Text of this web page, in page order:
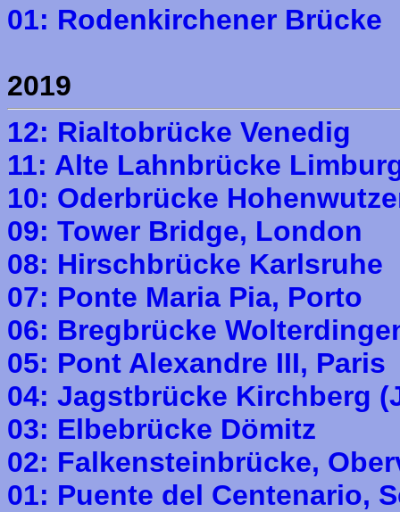
01: Rodenkirchener Brücke
2019
12: Rialtobrücke Venedig
11: Alte Lahnbrücke
10: Oderbrücke
09: Tower Bridge, London
08: Hirschbrücke Karlsruhe
07: Ponte Maria Pia, Porto
06: Bregbrücke
05: Pont Alexandre III, Paris
04: Jagstbrücke Kirchberg
03: Elbebrücke Dömitz
02: Falkensteinbrücke,
01: Puente del Centenario,